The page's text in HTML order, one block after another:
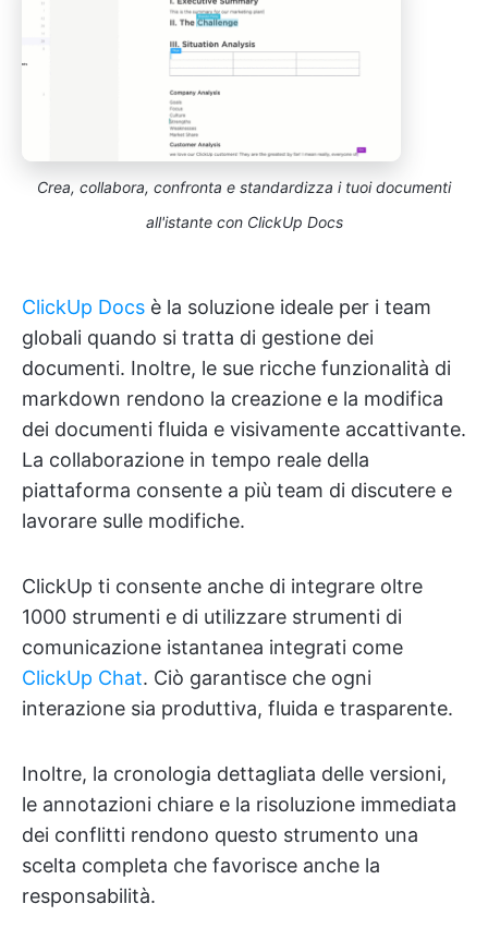
Crea, collabora, confronta e standardizza i tuoi documenti
all'istante con ClickUp Docs
ClickUp Docs è la soluzione ideale per i team
globali quando si tratta di gestione dei
documenti. Inoltre, le sue ricche funzionalità di
markdown rendono la creazione e la modifica
dei documenti fluida e visivamente accattivante.
La collaborazione in tempo reale della
piattaforma consente a più team di discutere e
lavorare sulle modifiche.
ClickUp ti consente anche di integrare oltre
1000 strumenti e di utilizzare strumenti di
comunicazione istantanea integrati come
ClickUp Chat. Ciò garantisce che ogni
interazione sia produttiva, fluida e trasparente.
Inoltre, la cronologia dettagliata delle versioni,
le annotazioni chiare e la risoluzione immediata
dei conflitti rendono questo strumento una
scelta completa che favorisce anche la
responsabilità.